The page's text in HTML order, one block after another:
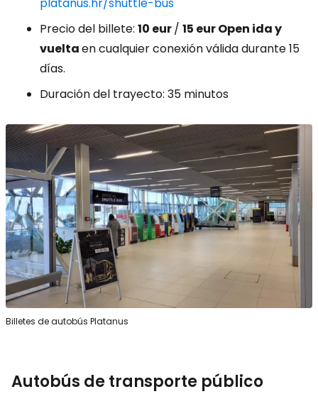
Precio del billete: 10 eur/ 15 eurOpen ida y
vueltaen cualquier conexión válida durante 15
días.
Duración del trayecto: 35 minutos
Billetes de autobús Platanus
Autobús de transporte público